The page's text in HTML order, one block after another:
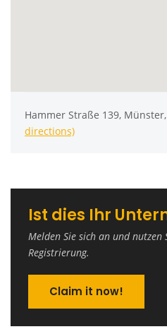
Hammer Straße 139,
directions)
Ist dies Ihr
Melden Sie sich an und
Registrierung.
Claim it now!